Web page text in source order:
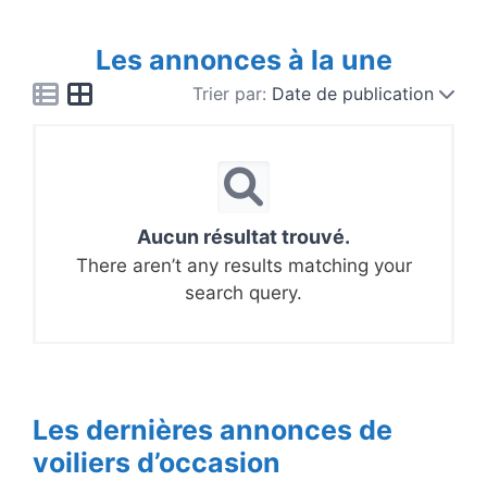
Les annonces à la une
Trier par: Date de publication
Aucun résultat trouvé.
There aren’t any results matching your
search query.
Les dernières annonces de
voiliers d’occasion